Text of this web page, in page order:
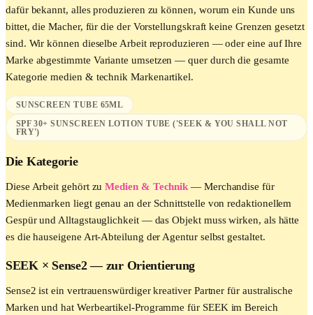
dafür bekannt, alles produzieren zu können, worum ein Kunde uns
bittet, die Macher, für die der Vorstellungskraft keine Grenzen gesetzt
sind. Wir können dieselbe Arbeit reproduzieren — oder eine auf Ihre
Marke abgestimmte Variante umsetzen — quer durch die gesamte
Kategoriemedien & technik Markenartikel.
SUNSCREEN TUBE 65ML
SPF 30+ SUNSCREEN LOTION TUBE ('SEEK & YOU SHALL NOT
FRY')
Die Kategorie
Diese Arbeit gehört zuMedien & Technik— Merchandise für
Medienmarken liegt genau an der Schnittstelle von redaktionellem
Gespür und Alltagstauglichkeit — das Objekt muss wirken, als hätte
es die hauseigene Art-Abteilung der Agentur selbst gestaltet.
SEEK × Sense2 — zur Orientierung
Sense2 ist ein vertrauenswürdiger kreativer Partner für australische
Marken und hat Werbeartikel-Programme für SEEK im Bereich